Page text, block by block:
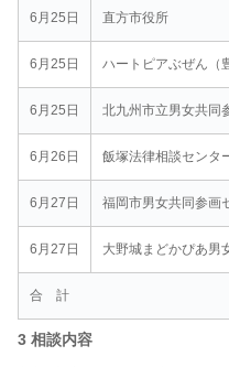
6月25日 直方市役所
6月25日 ハートピアぶぜん（
6月25日 北九州市立男女共同
6月26日 飯塚法律相談センタ
6月27日 福岡市男女共同参画
6月27日 大野城まどかぴあ男
合 計
3 相談内容